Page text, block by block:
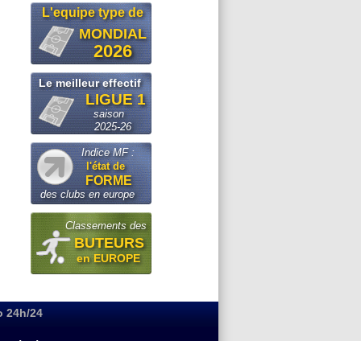
L'equipe type de
MONDIAL
2026
Le meilleur effectif
LIGUE 1
saison
2025-26
Indice MF :
l'état de
FORME
des clubs en europe
Classements des
BUTEURS
en EUROPE
24h/24